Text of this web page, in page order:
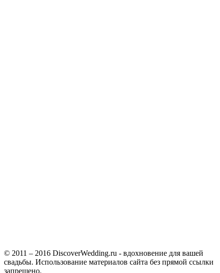
© 2011 – 2016 DiscoverWedding.ru - вдохновение для вашей
свадьбы. Использование материалов сайта без прямой ссылки
запрещено.